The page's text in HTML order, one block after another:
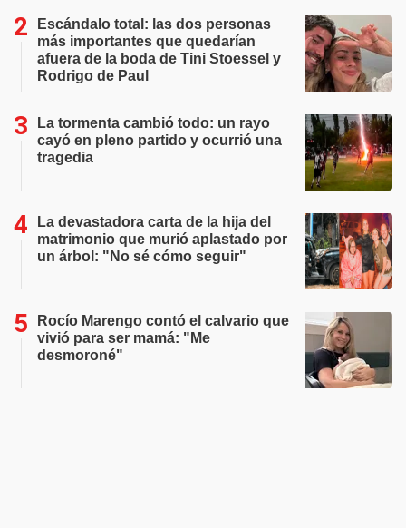
Escándalo total: las dos personas
más importantes que quedarían
afuera de la boda de Tini Stoessel y
Rodrigo de Paul
La tormenta cambió todo: un rayo
cayó en pleno partido y ocurrió una
tragedia
La devastadora carta de la hija del
matrimonio que murió aplastado por
un árbol: "No sé cómo seguir"
Rocío Marengo contó el calvario que
vivió para ser mamá: "Me
desmoroné"